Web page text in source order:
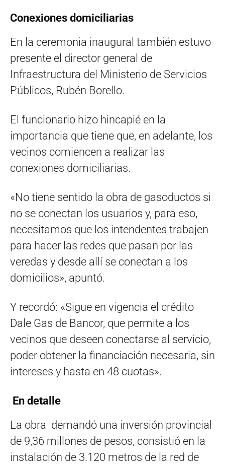
Conexiones domiciliarias
En la ceremonia inaugural también estuvo
presente el director general de
Infraestructura del Ministerio de Servicios
Públicos, Rubén Borello.
El funcionario hizo hincapié en la
importancia que tiene que, en adelante, los
vecinos comiencen a realizar las
conexiones domiciliarias.
«No tiene sentido la obra de gasoductos si
no se conectan los usuarios y, para eso,
necesitamos que los intendentes trabajen
para hacer las redes que pasan por las
veredas y desde allí se conectan a los
domicilios», apuntó.
Y recordó: «Sigue en vigencia el crédito
Dale Gas de Bancor, que permite a los
vecinos que deseen conectarse al servicio,
poder obtener la financiación necesaria, sin
intereses y hasta en 48 cuotas».
En detalle
La obra demandó una inversión provincial
de 9,36 millones de pesos, consistió en la
instalación de 3.120 metros de la red de